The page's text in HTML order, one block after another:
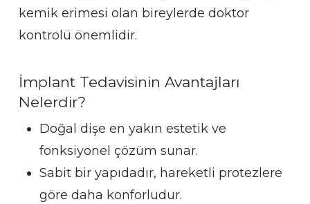
kemik erimesi olan bireylerde doktor
kontrolü önemlidir.
İmplant Tedavisinin Avantajları
Nelerdir?
Doğal dişe en yakın estetik ve
fonksiyonel çözüm sunar.
Sabit bir yapıdadır, hareketli protezlere
göre daha konforludur.